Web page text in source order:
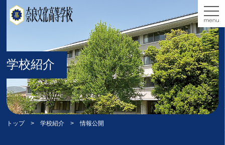
学校紹介
トップ>学校紹介 > 情報公開